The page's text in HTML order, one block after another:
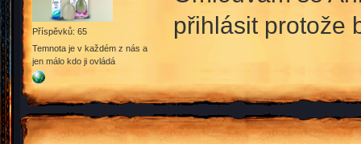
Příspěvků: 65
Temnota je v každém z nás a
jen málo kdo ji ovládá
přihlásit protože